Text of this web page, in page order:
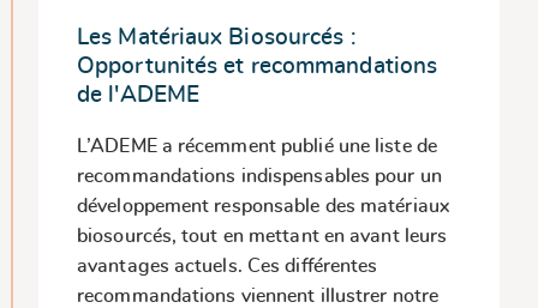
Les Matériaux Biosourcés :
Opportunités et recommandations
de l'ADEME
L’ADEME a récemment publié une liste de
recommandations indispensables pour un
développement responsable des matériaux
biosourcés, tout en mettant en avant leurs
avantages actuels. Ces différentes
recommandations viennent illustrer notre